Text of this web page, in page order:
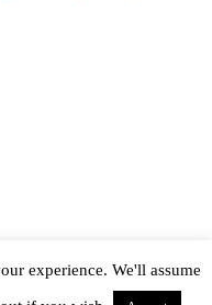
experience. We'll assume